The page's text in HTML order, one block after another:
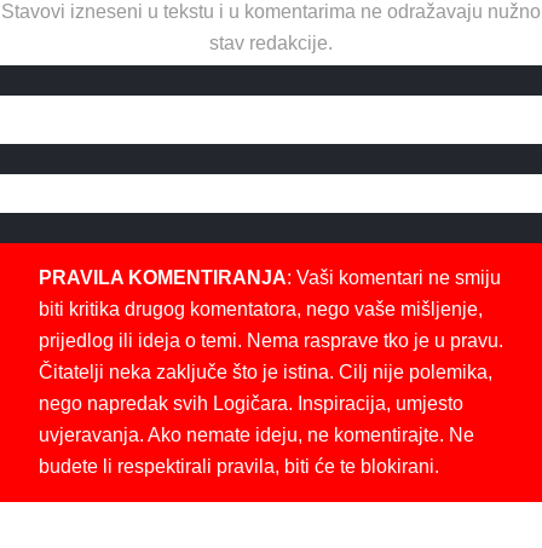
Stavovi izneseni u tekstu i u komentarima ne odražavaju nužno
stav redakcije.
PRAVILA KOMENTIRANJA: Vaši komentari ne smiju
biti kritika drugog komentatora, nego vaše mišljenje,
prijedlog ili ideja o temi. Nema rasprave tko je u pravu.
Čitatelji neka zaključe što je istina. Cilj nije polemika,
nego napredak svih Logičara. Inspiracija, umjesto
uvjeravanja. Ako nemate ideju, ne komentirajte. Ne
budete li respektirali pravila, biti će te blokirani.